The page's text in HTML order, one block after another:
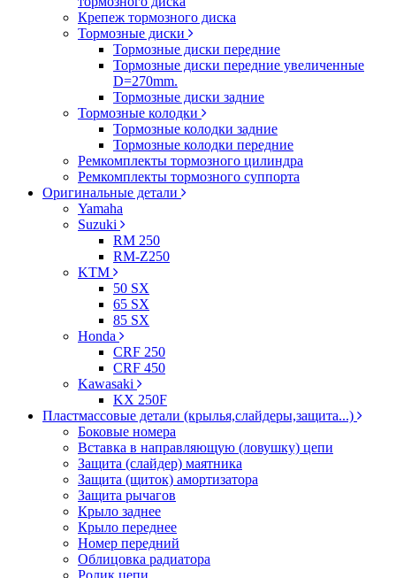
Крепеж тормозного диска
Тормозные диски
Тормозные диски передние
Тормозные диски передние увеличенные
D=270mm.
Тормозные диски задние
Тормозные колодки
Тормозные колодки задние
Тормозные колодки передние
Ремкомплекты тормозного цилиндра
Ремкомплекты тормозного суппорта
Оригинальные детали
Yamaha
Suzuki
RM 250
RM-Z250
KTM
50 SX
65 SX
85 SX
Honda
CRF 250
CRF 450
Kawasaki
KX 250F
Пластмассовые детали (крылья,слайдеры,защита...)
Боковые номера
Вставка в направляющую (ловушку) цепи
Защита (слайдер) маятника
Защита (щиток) амортизатора
Защита рычагов
Крыло заднее
Крыло переднее
Номер передний
Облицовка радиатора
Ролик цепи